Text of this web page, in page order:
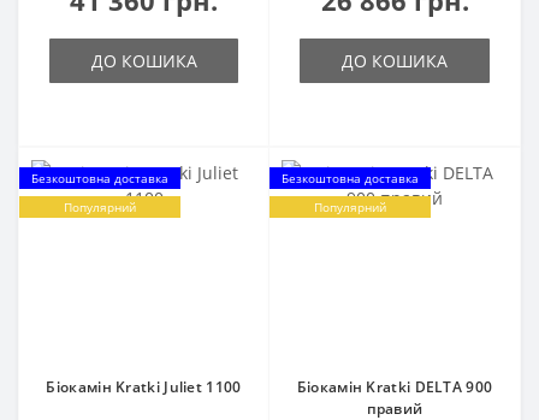
ДО КОШИКА ДО КОШИКА
Безкоштовна доставка
Популярний
Біокамін Kratki Juliet 1100
Безкоштовна доставка
Популярний
Біокамін Kratki DELTA 900
правий